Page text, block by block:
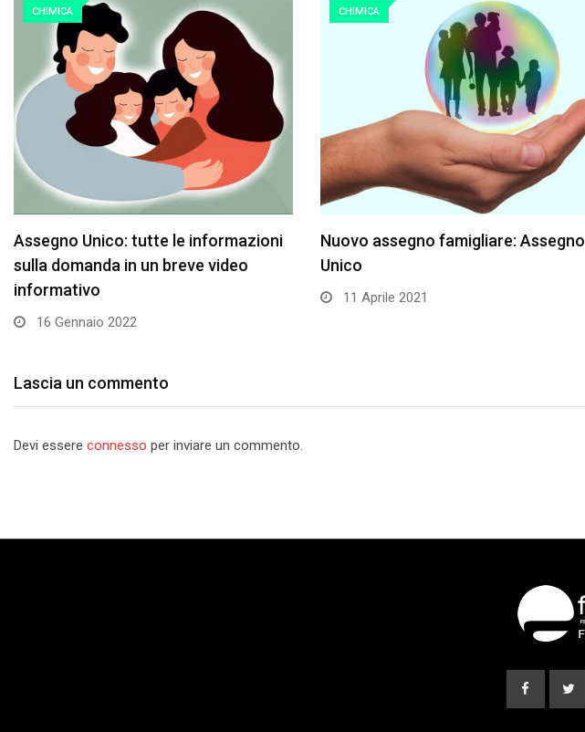
CHIMICA
Assegno Unico: tutte le informazioni
sulla domanda in un breve video
informativo
16 Gennaio 2022
CHIMICA
Nuovo assegno famigliare: Assegno
Unico
11 Aprile 2021
Lascia un commento
Devi essere connesso per inviare un commento.